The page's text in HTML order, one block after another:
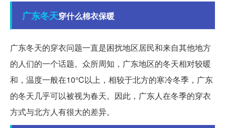
广东冬天穿什么棉衣保暖
广东冬天的穿衣问题一直是困扰地区居民和来自其他地方
的人们的一个话题。众所周知，广东地区的冬天相对较暖
和，温度一般在10°C以上，相较于北方的寒冷冬季，广东
的冬天几乎可以被视为春天。因此，广东人在冬季的穿衣
方式与北方人有很大的差异。